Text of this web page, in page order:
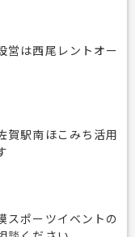
営は西尾レントオー
賀駅南ほこみち活用
スポーツイベントの